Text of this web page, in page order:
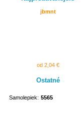
jbmnt
od 2,04 €
Ostatné
Samolepiek: 5565